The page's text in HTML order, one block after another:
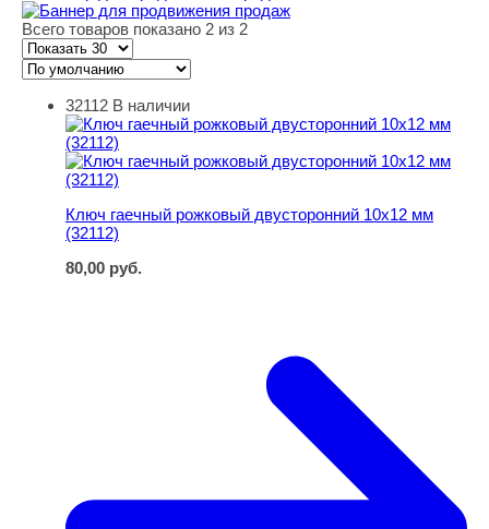
Всего товаров показано 2 из 2
Ключ гаечный рожковый двусторонний 10х12 мм
32112 В наличии
Ключ гаечный рожковый двусторонний 10х12 мм
(32112)
80,00 руб.